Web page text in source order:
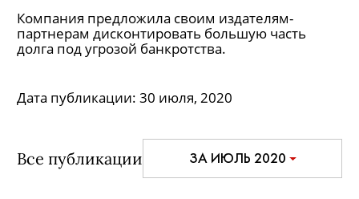
Компания предложила своим издателям-
партнерам дисконтировать большую часть
долга под угрозой банкротства.
Дата публикации: 30 июля, 2020
Все публикации ЗА ИЮЛЬ 2020